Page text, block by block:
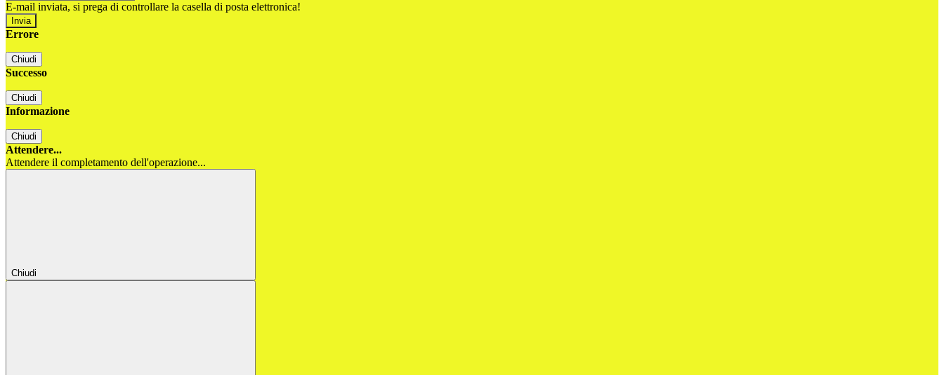
E-mail inviata, si prega di controllare la casella di posta elettronica!
Errore
Chiudi
Successo
Chiudi
Informazione
Chiudi
Attendere...
Attendere il completamento dell'operazione...
Chiudi